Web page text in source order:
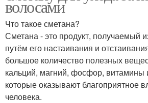
волосами
Что такое сметана?
Сметана - это продукт, получаемый
путём его настаивания и
большое количество полезных
кальций, магний, фосфор,
которые оказывают благоприятное
человека.